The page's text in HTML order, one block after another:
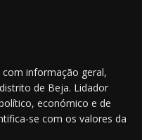
informação geral,
de Beja. Lidador
económico e de
se com os valores da